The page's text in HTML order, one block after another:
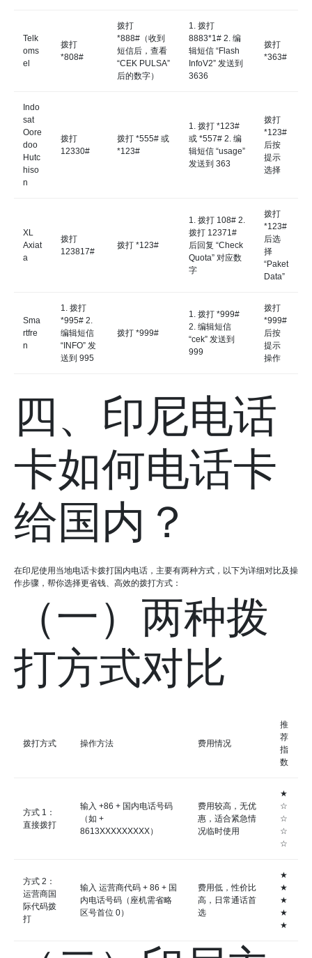
Telk
oms
el
拨打
*808#
拨打
*888#（收到
短信后，查看
“CEK PULSA”
后的数字）
1. 拨打
8883*1# 2. 编
辑短信 “Flash
InfoV2” 发送到
3636
拨打
*363#
Indo
sat
Oore
doo
Hutc
hiso
n
拨打
12330#
拨打 *555# 或
*123#
1. 拨打 *123#
或 *557# 2. 编
辑短信 “usage”
发送到 363
拨打
*123#
后按
提示
选择
XL
Axiat
a
拨打
123817#
拨打 *123#
1. 拨打 108# 2.
拨打 12371#
后回复 “Check
Quota” 对应数
字
拨打
*123#
后选
择
“Paket
Data”
Sma
rtfre
n
1. 拨打
*995# 2.
编辑短信
“INFO” 发
送到 995
拨打 *999#
1. 拨打 *999#
2. 编辑短信
“cek” 发送到
999
拨打
*999#
后按
提示
操作
四、印尼电话
卡如何电话卡
给国内？
在印尼使用当地电话卡拨打国内电话，主要有两种方式，以下为详细对比及操
作步骤，帮你选择更省钱、高效的拨打方式：
（一）两种拨
打方式对比
拨打方式 操作方法 费用情况
推
荐
指
数
方式 1：
直接拨打
输入 +86 + 国内电话号码
（如 +
8613XXXXXXXXX）
费用较高，无优
惠，适合紧急情
况临时使用
★
☆
☆
☆
☆
方式 2：
运营商国
际代码拨
打
输入 运营商代码 + 86 + 国
内电话号码（座机需省略
区号首位 0）
费用低，性价比
高，日常通话首
选
★
★
★
★
★